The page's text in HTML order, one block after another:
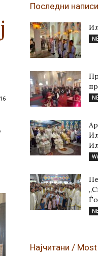
Последни
Најчитани /